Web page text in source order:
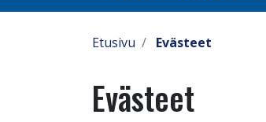
Etusivu Evästeet
Evästeet